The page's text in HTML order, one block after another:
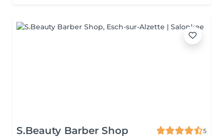
S.Beauty Barber Shop
5